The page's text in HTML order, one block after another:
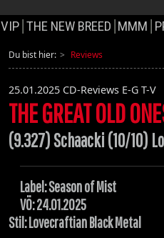
VIP THE NEW BREED MMM
Du bist hier: Reviews
25.01.2025 CD-Reviews E-G T-V
THE GREAT OLD
(9.327) Schaacki (10/10)
Label: Season of Mist
VÖ: 24.01.2025
Stil: Lovecraftian Black Metal